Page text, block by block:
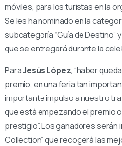
móviles, para los turistas en la
Se les ha nominado en la
subcategoría “Guía de Destino”
que se entregará durante la
ParaJesús López, “haber
premio, en una feria tan
importante impulso a nuestro
que está empezando el premio
prestigio”. Los ganadores serán
Collection” que recogerá las